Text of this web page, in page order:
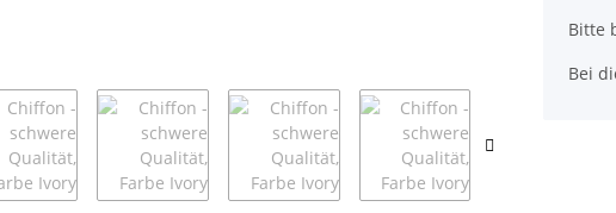
Bitte
Bei